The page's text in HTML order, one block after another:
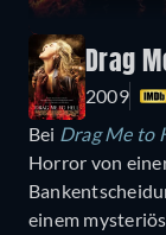
Drag
2009
Bei Drag Me to
Horror von
einem